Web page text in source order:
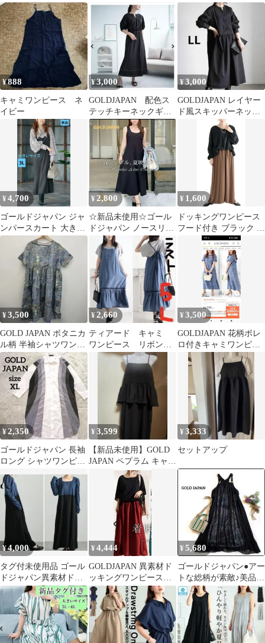
４Ｌ
グワンピース 大きい
サイズLL
ース
¥888
キャミワンピース ネ
イビー
¥3,000
GOLDJAPAN 配色ス
テッチキーネックギャ
ザーワンピース
¥3,000
GOLDJAPAN レイヤー
ド風スキッパーネック
フレアワンピース 大き
いサイズ
¥4,700
ゴールドジャパン ジャ
ンパースカート 大きい
サイズ 3L 新品 ジャン
¥2,800
☆新品未使用☆ゴール
ドジャパン ノースリー
ブAラインワンピー
ス ブラック３Ｌ
¥ 1,600
ドッキングワンピース
フード付き ブラック ベ
ージュ LL-3L
¥3,500
GOLD JAPAN ボタニカ
ル柄 半袖シャツワンピ
ース ロング丈L〜3L
¥2,660
ティアード キャミ
ワンピース リボン
大きいサイズ レディ
ース 5L 水色
¥3,500
GOLDJAPAN 花柄ボレ
ロ付きキャミワンピー
¥2,350
ゴールドジャパン 長袖
ロング シャツワンピー
ス XL 大きいサイズ
¥3,599
【新品未使用】GOLD
JAPAN ペプラム キャミ
ワンピース ブラック
¥3,333
セットアップ
¥4,000
タグ付未使用品 ゴール
ドジャパン異素材ドッ
キングパワショルワン
ピース大きいサイズ
¥4,444
GOLDJAPAN 異素材ド
ッキングワンピース
LL-5L大きいサイズ
¥ 5,680
ゴールドジャパン●アー
トな総柄が素敵♪美品◎
シアーロング丈ジャン
スカワンピース